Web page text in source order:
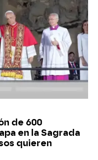
de 600
en la Sagrada
quieren